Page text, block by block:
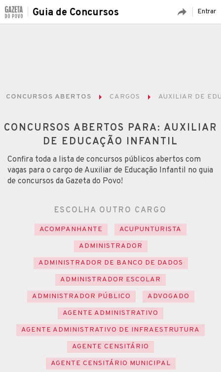
Entrar
Guia de Concursos
CONCURSOS ABERTOS CARGOS AUXILIAR DE
CONCURSOS ABERTOS PARA: AUXILIAR
DE EDUCAÇÃO INFANTIL
Confira toda a lista de concursos públicos abertos com
vagas para o cargo de Auxiliar de Educação Infantil no guia
de concursos da Gazeta do Povo!
ESCOLHA OUTRO CARGO
ACOMPANHANTE
ACUPUNTURISTA
ADMINISTRADOR
ADMINISTRADOR DE BANCO DE DADOS
ADMINISTRADOR ESCOLAR
ADMINISTRADOR PÚBLICO
ADVOGADO
AGENTE ADMINISTRATIVO
AGENTE ADMINISTRATIVO DE INFRAESTRUTURA
AGENTE CENSITÁRIO
AGENTE CENSITÁRIO MUNICIPAL